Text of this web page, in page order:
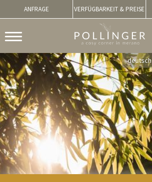
ANFRAGE VERFÜGBARKEIT & PREISE
deutsch